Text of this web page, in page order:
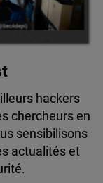
hackers
chercheurs en
sensibilisons
actualités et